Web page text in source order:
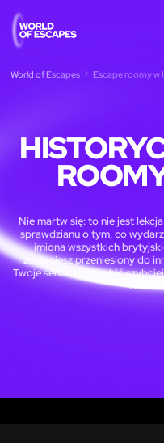
World of Escapes Escape roomy w
Nie martw się: to nie jest
sprawdzianu o tym, co
imiona wszystkich
zostaniesz przeniesiony do
Twoje serce zacznie bić